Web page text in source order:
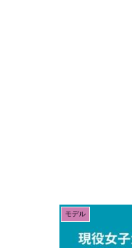
モデル